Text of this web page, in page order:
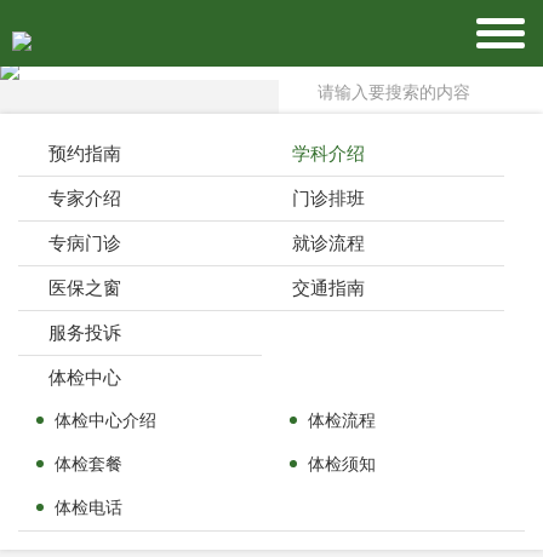
预约指南 学科介绍
专家介绍 门诊排班
专病门诊 就诊流程
医保之窗 交通指南
服务投诉
体检中心
体检中心介绍 体检流程
体检套餐 体检须知
体检电话